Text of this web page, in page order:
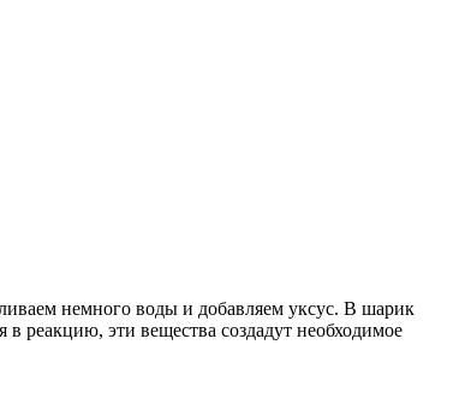
немного воды и добавляем уксус. В шарик
реакцию, эти вещества создадут необходимое